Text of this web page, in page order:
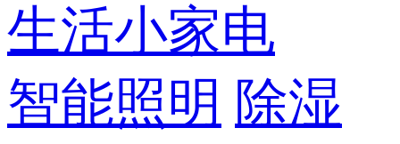
生活小家电
智能照明 除湿